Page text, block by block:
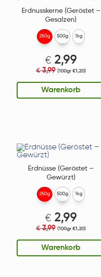
Erdnusskerne (Geröstet –
Gesalzen)
250g
€ 2,99
€3,99 (100gr €1,20)
Warenkorb
500g 1kg
Erdnüsse (Geröstet –
Gewürzt)
250g
€ 2,99
€3,99 (100gr €1,20)
Warenkorb
500g 1kg